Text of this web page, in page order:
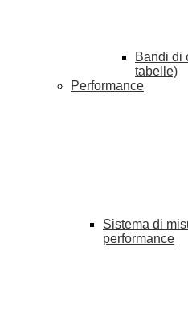
Bandi di
tabelle)
Performance
Sistema di
performance